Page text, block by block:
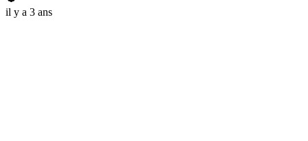
il y a 3 ans